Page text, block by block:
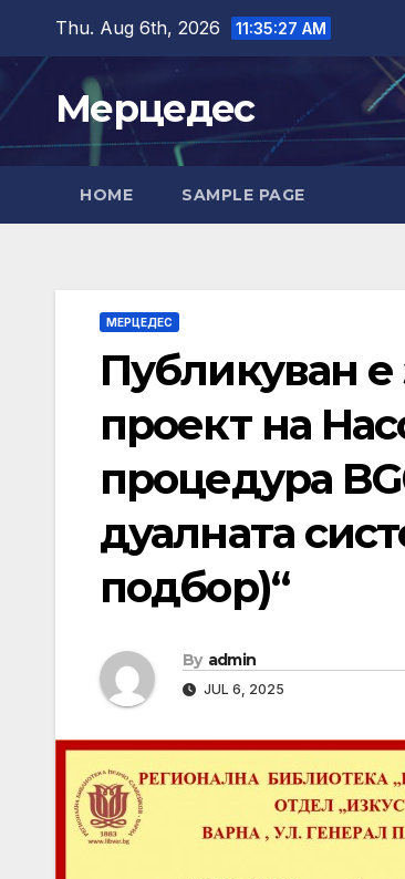
content
Thu. Aug 6th, 2026 11:35:28 AM
Мерцедес
HOME SAMPLE PAGE
МЕРЦЕДЕС
Публикуван
проект на
процедура
дуалната
подбор)“
By admin
JUL 6, 2025